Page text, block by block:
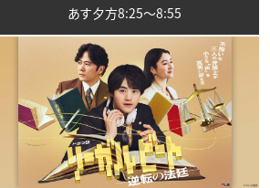
あす夕方8:25〜8:55